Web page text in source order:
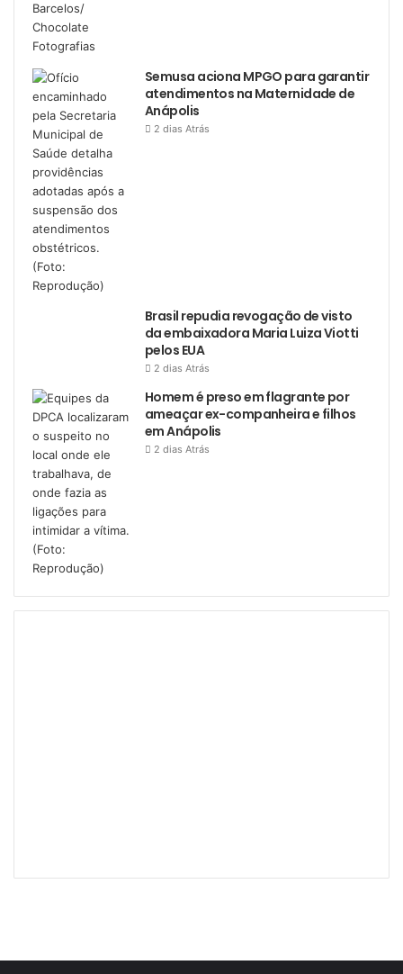
Semusa aciona MPGO para garantir
atendimentos na Maternidade de
Anápolis
2 dias Atrás
Brasil repudia revogação de visto
da embaixadora Maria Luiza Viotti
pelos EUA
2 dias Atrás
Homem é preso em flagrante por
ameaçar ex-companheira e filhos
em Anápolis
2 dias Atrás